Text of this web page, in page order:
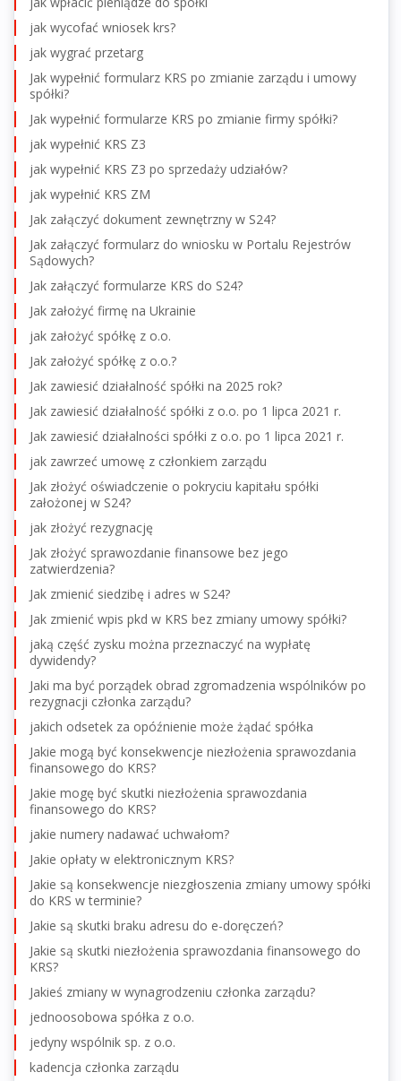
jak wycofać wniosek krs?
jak wygrać przetarg
Jak wypełnić formularz KRS po zmianie zarządu i umowy
spółki?
Jak wypełnić formularze KRS po zmianie firmy spółki?
jak wypełnić KRS Z3
jak wypełnić KRS Z3 po sprzedaży udziałów?
jak wypełnić KRS ZM
Jak załączyć dokument zewnętrzny w S24?
Jak załączyć formularz do wniosku w Portalu Rejestrów
Sądowych?
Jak załączyć formularze KRS do S24?
Jak założyć firmę na Ukrainie
jak założyć spółkę z o.o.
Jak założyć spółkę z o.o.?
Jak zawiesić działalność spółki na 2025 rok?
Jak zawiesić działalność spółki z o.o. po 1 lipca 2021 r.
Jak zawiesić działalności spółki z o.o. po 1 lipca 2021 r.
jak zawrzeć umowę z członkiem zarządu
Jak złożyć oświadczenie o pokryciu kapitału spółki
założonej w S24?
jak złożyć rezygnację
Jak złożyć sprawozdanie finansowe bez jego
zatwierdzenia?
Jak zmienić siedzibę i adres w S24?
Jak zmienić wpis pkd w KRS bez zmiany umowy spółki?
jaką część zysku można przeznaczyć na wypłatę
dywidendy?
Jaki ma być porządek obrad zgromadzenia wspólników po
rezygnacji członka zarządu?
jakich odsetek za opóźnienie może żądać spółka
Jakie mogą być konsekwencje niezłożenia sprawozdania
finansowego do KRS?
Jakie mogę być skutki niezłożenia sprawozdania
finansowego do KRS?
jakie numery nadawać uchwałom?
Jakie opłaty w elektronicznym KRS?
Jakie są konsekwencje niezgłoszenia zmiany umowy spółki
do KRS w terminie?
Jakie są skutki braku adresu do e-doręczeń?
Jakie są skutki niezłożenia sprawozdania finansowego do
KRS?
Jakieś zmiany w wynagrodzeniu członka zarządu?
jednoosobowa spółka z o.o.
jedyny wspólnik sp. z o.o.
kadencja członka zarządu